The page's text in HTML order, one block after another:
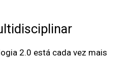
2.0 está cada vez mais